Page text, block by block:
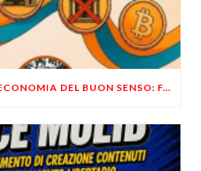
LIBERTÀ, PRIVACY ED ECONOMIA DEL BUON SENSO: FACCO E MUSUMECI A CASALECCHIO DI RENO (BO)